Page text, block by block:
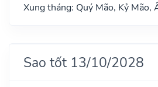
Xung tháng: Quý Mão, Kỷ Mão,
Sao tốt 13/10/2028